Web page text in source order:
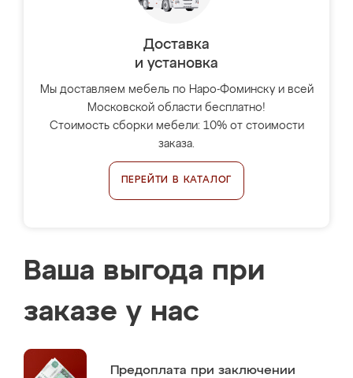
Доставка
и установка
Мы доставляем мебель по Наро-Фоминску и всей
Московской области бесплатно!
Стоимость сборки мебели: 10% от стоимости
заказа.
ПЕРЕЙТИ В КАТАЛОГ
Ваша выгода при
заказе у нас
Предоплата при заключении